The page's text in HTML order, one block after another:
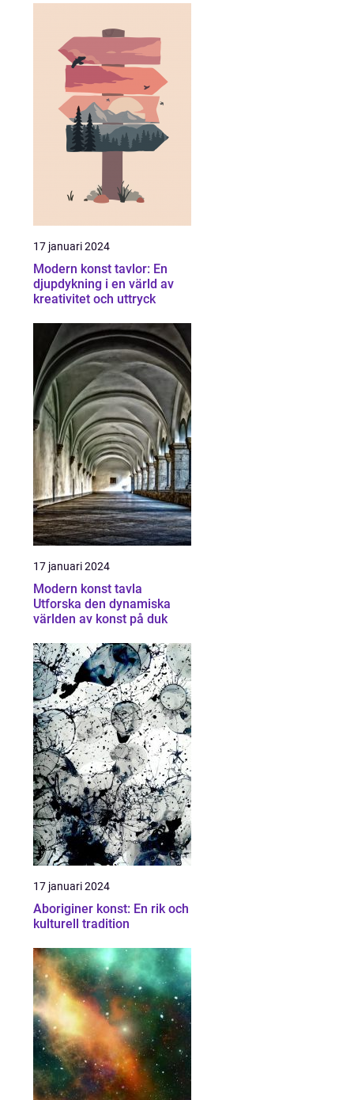
17 januari 2024
Modern konst tavlor: En
djupdykning i en värld av
kreativitet och uttryck
17 januari 2024
Modern konst tavla
Utforska den dynamiska
världen av konst på duk
17 januari 2024
Aboriginer konst: En rik och
kulturell tradition